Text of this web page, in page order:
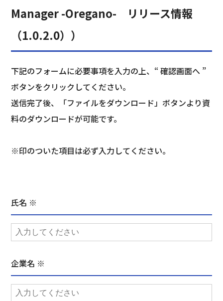
Manager -Oregano- リリース情報
（1.0.2.0））
下記のフォームに必要事項を入力の上、“ 確認画面へ ”
ボタンをクリックしてください。
送信完了後、「ファイルをダウンロード」ボタンより資
料のダウンロードが可能です。
※印のついた項目は必ず入力してください。
氏名 ※
企業名 ※